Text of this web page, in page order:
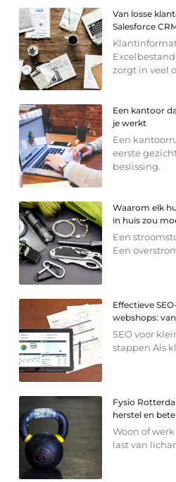
Van losse
Salesforce
zorgt in veel
Een kantoor
je werkt
Een
eerste
beslissing.
Waarom elk
in huis zou
Een
Een
Effectieve
webshops:
SEO voor
stappen Als
Fysio
herstel en
Woon of
last van